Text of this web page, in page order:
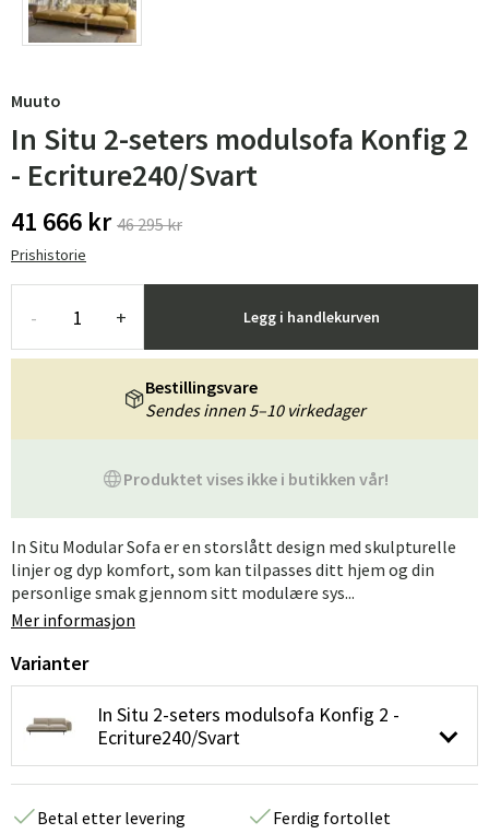
Muuto
In Situ 2-seters modulsofa Konfig 2
- Ecriture240/Svart
41 666 kr 46 295 kr
Prishistorie
- + Legg i handlekurven
Produktet vises ikke i butikken vår!
Bestillingsvare
Sendes innen 5–10 virkedager
In Situ Modular Sofa er en storslått design med skulpturelle
linjer og dyp komfort, som kan tilpasses ditt hjem og din
personlige smak gjennom sitt modulære sys...
Mer informasjon
Varianter
In Situ 2-seters modulsofa Konfig 2 -
Ecriture240/Svart
Betal etter levering
Ferdig fortollet